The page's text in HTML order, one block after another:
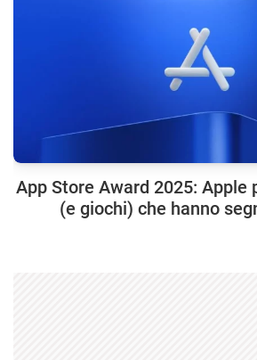
App Store Award 2025: Apple
(e giochi) che hanno